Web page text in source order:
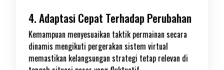
4. Adaptasi Cepat Terhadap Perubahan
Kemampuan menyesuaikan taktik permainan secara
dinamis mengikuti pergerakan sistem virtual
memastikan kelangsungan strategi tetap relevan di